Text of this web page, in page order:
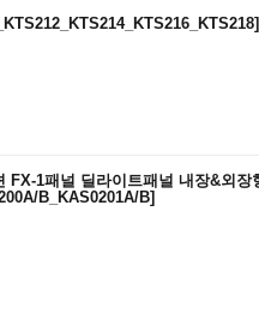
FX-1패널 딜라이트패널 내장&외장
B_KAS0201A/B]